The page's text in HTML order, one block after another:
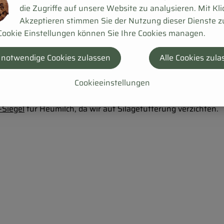
gehört seit 1998 eine Hofkäserei, in welcher wir die
die Milchqualität durch den Verzicht von Pumpen
Rohmilchprodukten (falls nicht vom Veterinäramt
erhalten. Auch auf mechanische Strukturveränderung
und Vitalität unserer Milch zeichnet sie als ein
für Heumilch, da wir auf Silagefütterung verzichten.
die Zugriffe auf unsere Website zu analysieren. Mit
Akzeptieren stimmen Sie der Nutzung dieser Dienste
Einstellungen können Sie Ihre Cookies managen.
Cookieeinstellungen
Cookies zulassen Alle Cookies